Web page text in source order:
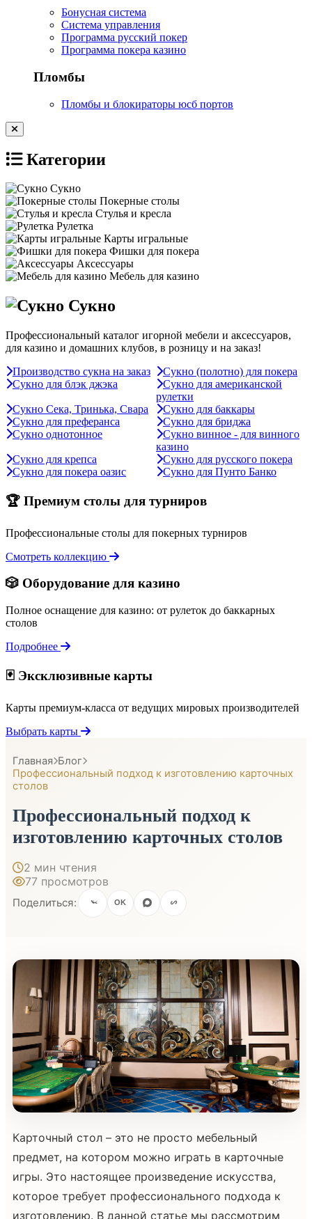
Бонусная система
Система управления
Программа русский покер
Программа покера казино
Пломбы
Пломбы и блокираторы юсб портов
Категории
Сукно
Покерные столы
Стулья и кресла
Рулетка
Карты игральные
Фишки для покера
Аксессуары
Мебель для казино
Сукно
Профессиональный каталог игорной мебели и аксессуаров,
для казино и домашних клубов, в розницу и на заказ!
Производство сукна на заказ
Сукно (полотно) для покера
Сукно для блэк джэка
Сукно для американской
рулетки
Сукно Сека, Тринька, Свара
Сукно для баккары
Сукно для преферанса
Сукно для бриджа
Сукно однотонное
Сукно винное - для винного
казино
Сукно для крепса
Сукно для русского покера
Сукно для покера оазис
Сукно для Пунто Банко
🏆 Премиум столы для турниров
Профессиональные столы для покерных турниров
Смотреть коллекцию
🎲 Оборудование для казино
Полное оснащение для казино: от рулеток до баккарных
столов
Подробнее
🃏 Эксклюзивные карты
Карты премиум-класса от ведущих мировых производителей
Выбрать карты
Главная Блог
Профессиональный подход к изготовлению карточных
столов
Профессиональный подход к
изготовлению карточных столов
2 мин чтения
77 просмотров
Поделиться: OK
Карточный стол – это не просто мебельный
предмет, на котором можно играть в карточные
игры. Это настоящее произведение искусства,
которое требует профессионального подхода к
изготовлению. В данной статье мы рассмотрим